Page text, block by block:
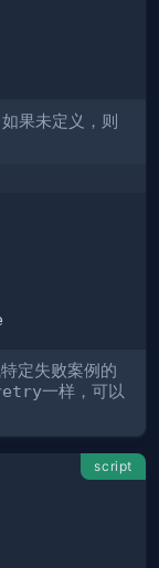
果未定义，则
定失败案例的
一样，可以
script